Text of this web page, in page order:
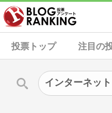
投票トップ 注目の
インターネッ